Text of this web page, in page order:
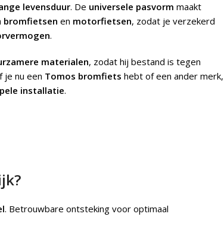
levensduur. De universele pasvorm maakt
bromfietsen en motorfietsen, zodat je verzekerd
.
materialen, zodat hij bestand is tegen
je nu een Tomos bromfiets hebt of een ander merk,
installatie.
. Betrouwbare ontsteking voor optimaal